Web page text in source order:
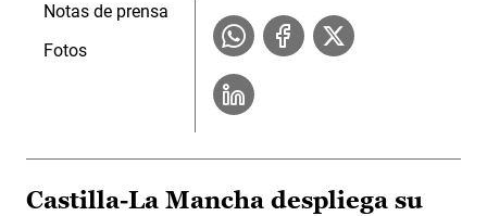
Notas de prensa
Fotos
Castilla-La Mancha despliega su